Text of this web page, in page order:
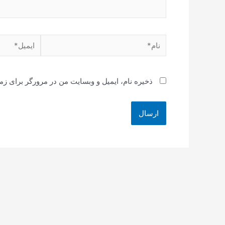
نام* ایمیل*
ذخیره نام، ایمیل و وبسایت من در مرورگر برای